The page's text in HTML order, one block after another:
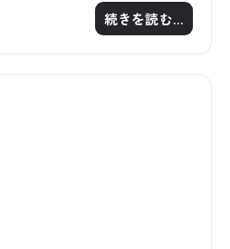
続きを読む…